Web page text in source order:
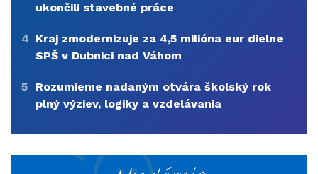
ukončili stavebné práce
4 Kraj zmodernizuje za 4,5 milióna eur dielne
SPŠ v Dubnici nad Váhom
5
Rozumieme nadaným otvára školský rok
plný výziev, logiky a vzdelávania